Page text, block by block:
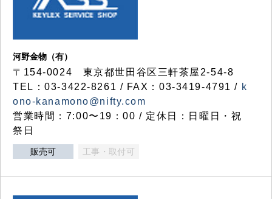
河野金物（有）
〒154-0024 東京都世田谷区三軒茶屋2-54-8
TEL：03-3422-8261 / FAX：03-3419-4791 / k
ono-kanamono@nifty.com
営業時間：7:00〜19：00 / 定休日：日曜日・祝
祭日
販売可 工事・取付可